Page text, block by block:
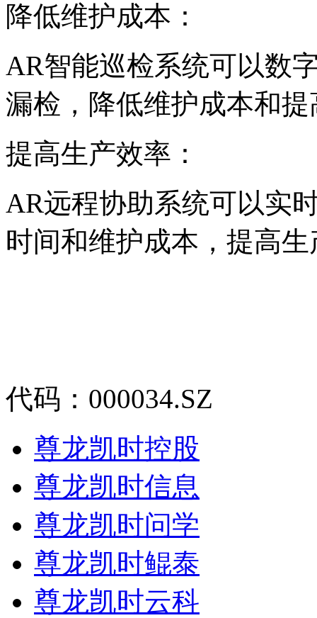
降低维护成本：
AR智能巡检系统可以数
漏检，降低维护成本和
提高生产效率：
AR远程协助系统可以实
时间和维护成本，提高
代码：000034.SZ
尊龙凯时控股
尊龙凯时信息
尊龙凯时问学
尊龙凯时鲲泰
尊龙凯时云科